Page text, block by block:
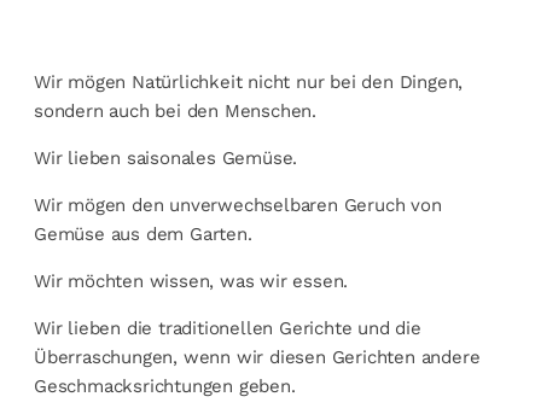
Wir mögen Natürlichkeit nicht nur bei den Dingen,
sondern auch bei den Menschen.
Wir lieben saisonales Gemüse.
Wir mögen den unverwechselbaren Geruch von
Gemüse aus dem Garten.
Wir möchten wissen, was wir essen.
Wir lieben die traditionellen Gerichte und die
Überraschungen, wenn wir diesen Gerichten andere
Geschmacksrichtungen geben.